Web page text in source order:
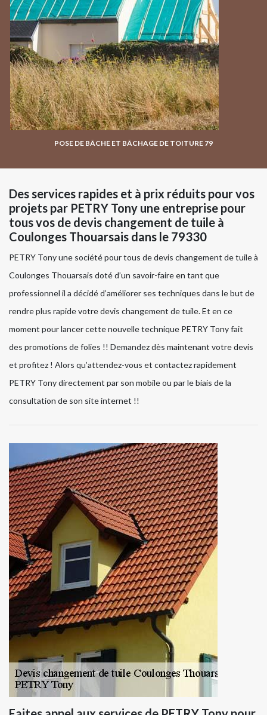
POSE DE BÂCHE ET BÂCHAGE DE TOITURE 79
Des services rapides et à prix réduits pour vos
projets par PETRY Tony une entreprise pour
tous vos de devis changement de tuile à
Coulonges Thouarsais dans le 79330
PETRY Tony une société pour tous de devis changement de tuile à
Coulonges Thouarsais doté d’un savoir-faire en tant que
professionnel il a décidé d’améliorer ses techniques dans le but de
rendre plus rapide votre devis changement de tuile. Et en ce
moment pour lancer cette nouvelle technique PETRY Tony fait
des promotions de folies !! Demandez dès maintenant votre devis
et profitez ! Alors qu’attendez-vous et contactez rapidement
PETRY Tony directement par son mobile ou par le biais de la
consultation de son site internet !!